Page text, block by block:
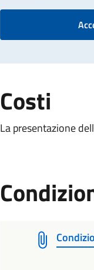
Costi
La presentazione